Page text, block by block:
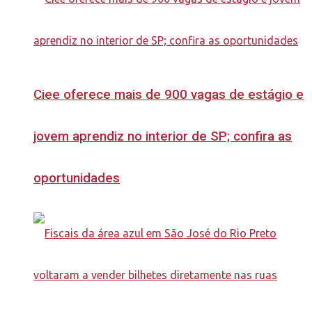
Ciee oferece mais de 900 vagas de estágio e
jovem aprendiz no interior de SP; confira as
oportunidades